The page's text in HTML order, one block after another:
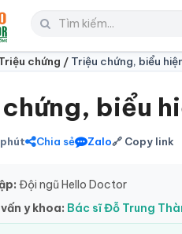
chứng / Triệu chứng, biểu
biểu
Chia sẻ Zalo🔗 Copy link
Đội ngũ Hello Doctor
y khoa: Bác sĩ Đỗ Trung